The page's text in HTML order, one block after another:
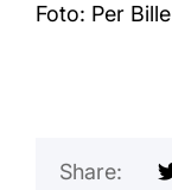
Foto: Per Bille
Share: